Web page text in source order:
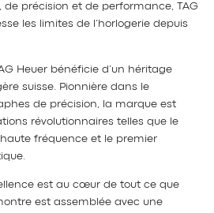
de précision et de performance, TAG
les limites de l’horlogerie depuis
Heuer bénéficie d’un héritage
suisse. Pionnière dans le
de précision, la marque est
révolutionnaires telles que le
fréquence et le premier
est au cœur de tout ce que
est assemblée avec une